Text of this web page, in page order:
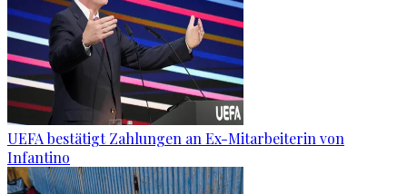
UEFA bestätigt Zahlungen an Ex-Mitarbeiterin von
Infantino